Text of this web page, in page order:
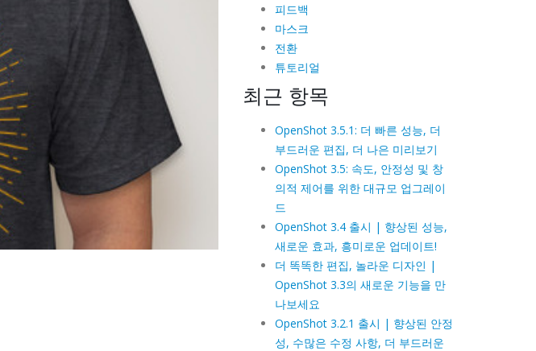
피드백
마스크
전환
튜토리얼
최근 항목
OpenShot 3.5.1: 더 빠른 성능, 더
부드러운 편집, 더 나은 미리보기
OpenShot 3.5: 속도, 안정성 및 창
의적 제어를 위한 대규모 업그레이
드
OpenShot 3.4 출시 | 향상된 성능,
새로운 효과, 흥미로운 업데이트!
더 똑똑한 편집, 놀라운 디자인 |
OpenShot 3.3의 새로운 기능을 만
나보세요
OpenShot 3.2.1 출시 | 향상된 안정
성, 수많은 수정 사항, 더 부드러운